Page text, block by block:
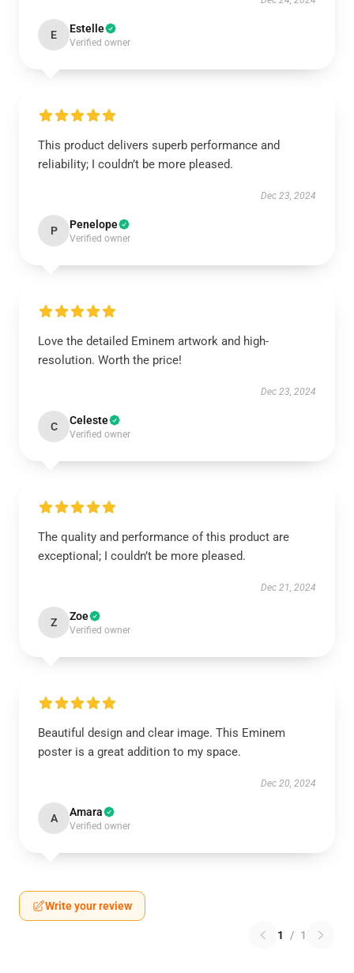
E Estelle
Verified owner
This product delivers superb performance and
reliability; I couldn’t be more pleased.
Dec 23, 2024
P Penelope
Verified owner
Love the detailed Eminem artwork and high-
resolution. Worth the price!
Dec 23, 2024
C Celeste
Verified owner
The quality and performance of this product are
exceptional; I couldn’t be more pleased.
Dec 21, 2024
Z Zoe
Verified owner
Beautiful design and clear image. This Eminem
poster is a great addition to my space.
Dec 20, 2024
A Amara
Verified owner
Write your review
1 / 1